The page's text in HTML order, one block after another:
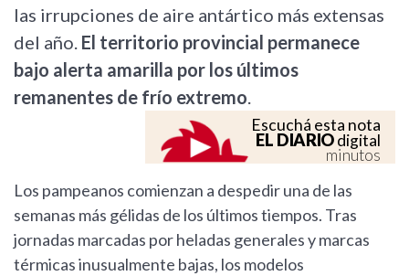
las irrupciones de aire antártico más extensas
del año. El territorio provincial permanece
bajo alerta amarilla por los últimos
remanentes de frío extremo.
Escuchá esta nota
EL DIARIOdigital
minutos
Los pampeanos comienzan a despedir una de las
semanas más gélidas de los últimos tiempos. Tras
jornadas marcadas por heladas generales y marcas
térmicas inusualmente bajas, los modelos